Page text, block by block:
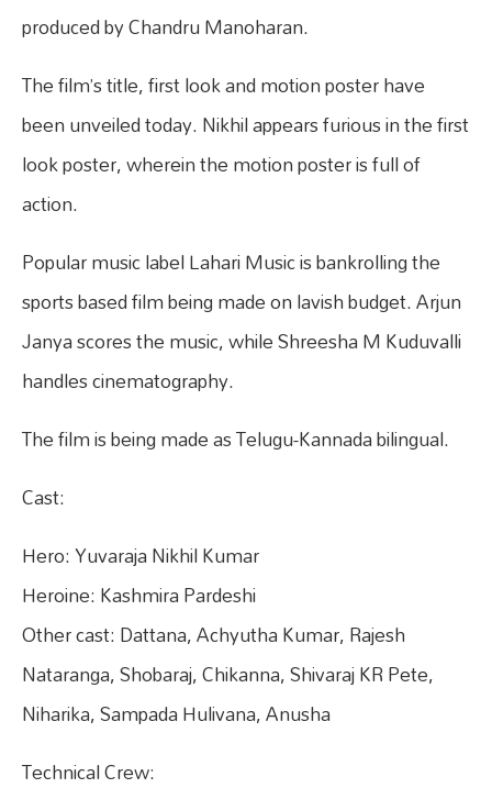
produced by Chandru Manoharan.
The film’s title, first look and motion poster have
been unveiled today. Nikhil appears furious in the first
look poster, wherein the motion poster is full of
action.
Popular music label Lahari Music is bankrolling the
sports based film being made on lavish budget. Arjun
Janya scores the music, while Shreesha M Kuduvalli
handles cinematography.
The film is being made as Telugu-Kannada bilingual.
Cast:
Hero: Yuvaraja Nikhil Kumar
Heroine: Kashmira Pardeshi
Other cast: Dattana, Achyutha Kumar, Rajesh
Nataranga, Shobaraj, Chikanna, Shivaraj KR Pete,
Niharika, Sampada Hulivana, Anusha
Technical Crew: